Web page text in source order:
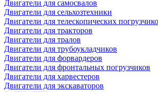
Двигатели для самосвалов
Двигатели для сельхозтехники
Двигатели для телескопических
Двигатели для тракторов
Двигатели для тралов
Двигатели для трубоукладчиков
Двигатели для форвардеров
Двигатели для фронтальных погрузчиков
Двигатели для харвестеров
Двигатели для экскаваторов